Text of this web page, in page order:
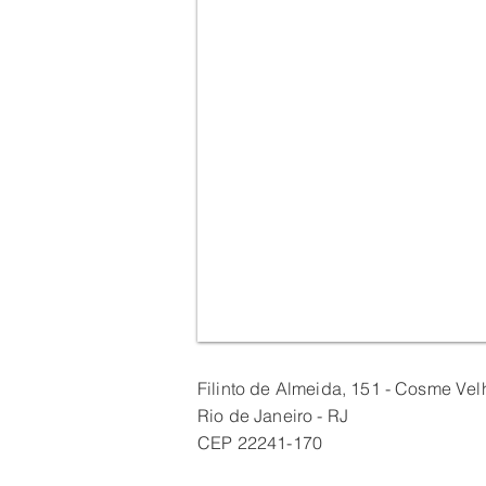
Filinto de Almeida, 151 - Cosme
Rio de Janeiro - RJ
CEP 22241-170